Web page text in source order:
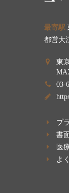
最寄駅
都営大
東
03-
プ
書
医
よ